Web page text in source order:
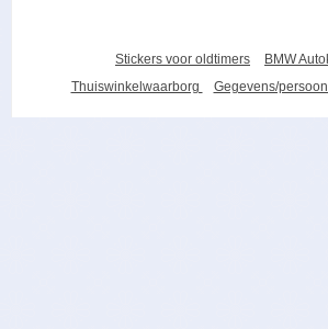
Stickers voor oldtimers BMW
Thuiswinkelwaarborg
Gegevens/